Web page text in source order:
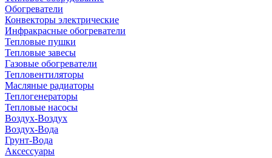
Обогреватели
Конвекторы электрические
Инфракрасные обогреватели
Тепловые пушки
Тепловые завесы
Газовые обогреватели
Тепловентиляторы
Масляные радиаторы
Теплогенераторы
Тепловые насосы
Воздух-Воздух
Воздух-Вода
Грунт-Вода
Аксессуары